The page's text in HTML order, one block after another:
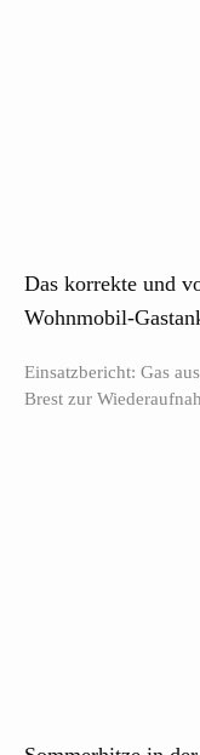
Das korrekte und
Wohnmobil-
Einsatzbericht: Gas
Brest zur